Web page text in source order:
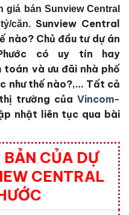
giá bán Sunview Central
căn. Sunview Central
nào? Chủ đầu tư dự án
có uy tín hay
toán và ưu đãi nhà phố
như thế nào?,… Tất cả
trường của Vincom-
nhật liên tục qua bài
CỦA DỰ
CENTRAL